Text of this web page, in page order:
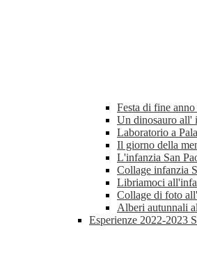
Festa di fine
Un dinosauro all'
Laboratorio a
Il giorno della
L'infanzia San
Collage infanzia
Libriamoci
Collage di foto
Alberi autunnali
Esperienze 2022-2023